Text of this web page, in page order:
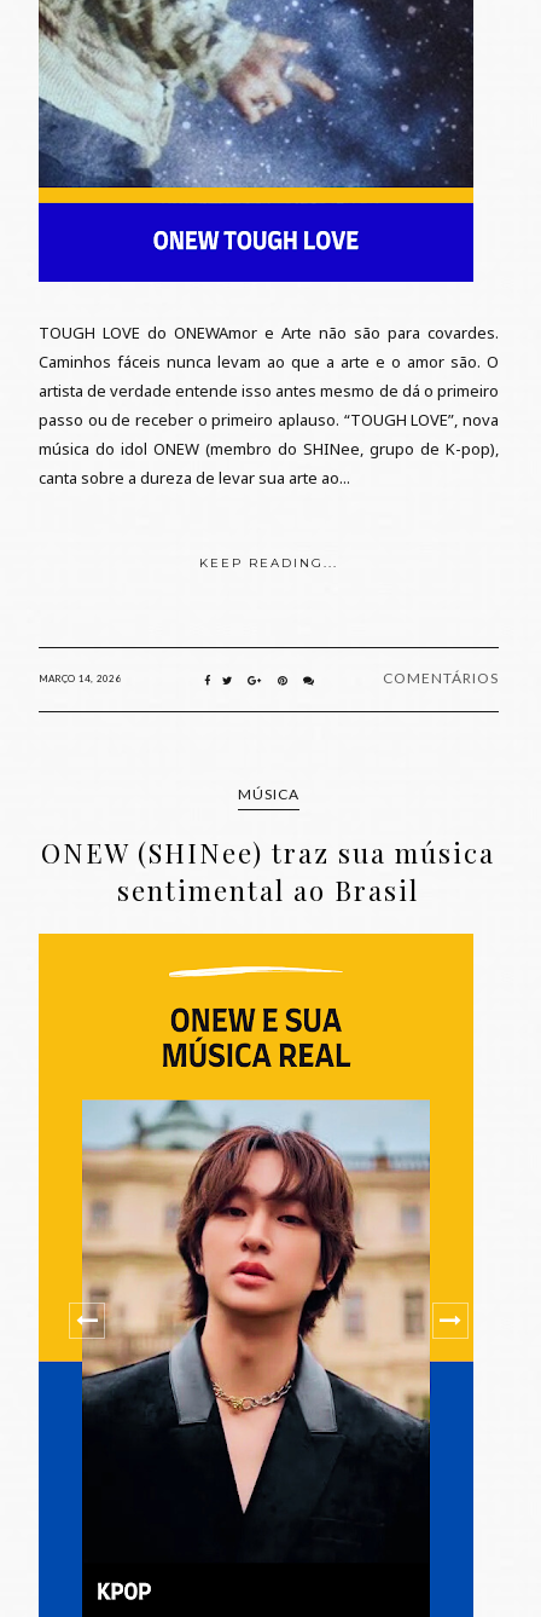
TOUGH LOVE do ONEWAmor e Arte não são para covardes.
Caminhos fáceis nunca levam ao que a arte e o amor são. O
artista de verdade entende isso antes mesmo de dá o primeiro
passo ou de receber o primeiro aplauso. “TOUGH LOVE”, nova
música do idol ONEW (membro do SHINee, grupo de K-pop),
canta sobre a dureza de levar sua arte ao...
KEEP READING...
MARÇO 14, 2026 COMENTÁRIOS
MÚSICA
ONEW (SHINee) traz sua música
sentimental ao Brasil